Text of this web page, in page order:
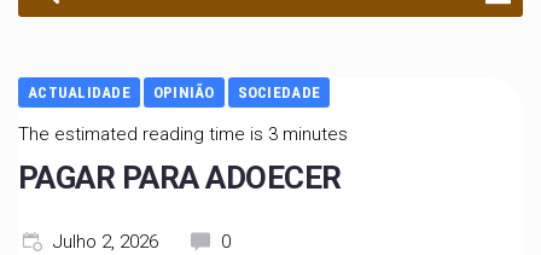
ACTUALIDADE OPINIÃO SOCIEDADE
The estimated reading time is 3 minutes
PAGAR PARA ADOECER
Julho 2, 2026 0